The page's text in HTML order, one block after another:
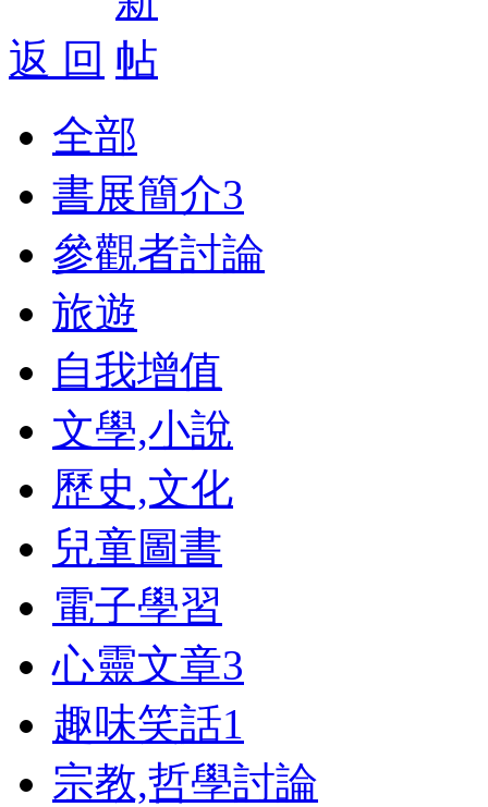
返 回
全部
書展簡介3
參觀者討論
旅遊
自我增值
文學,小說
歷史,文化
兒童圖書
電子學習
心靈文章3
趣味笑話1
宗教,哲學討論